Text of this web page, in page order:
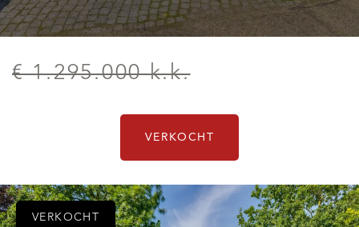
€ 1.295.000 k.k.
VERKOCHT
VERKOCHT